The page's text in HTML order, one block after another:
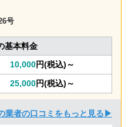
号
基本料金
10,000円(税込)～
25,000円(税込)～
業者の口コミをもっと見る▶